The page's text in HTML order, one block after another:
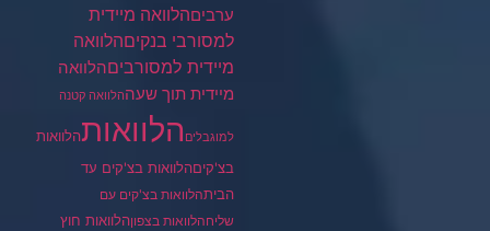
ערביםהלוואה מיידית
למסורבי בנקיםהלוואה
מיידית למסורביםהלוואה
מיידית תוך שעההלוואה קטנה
למוגבלים הלוואותהלוואות
בצ'קיםהלוואות בצ'קים עד
הביתהלוואות בצ'קים עם
שליחהלוואות בצפוןהלוואות חוץ